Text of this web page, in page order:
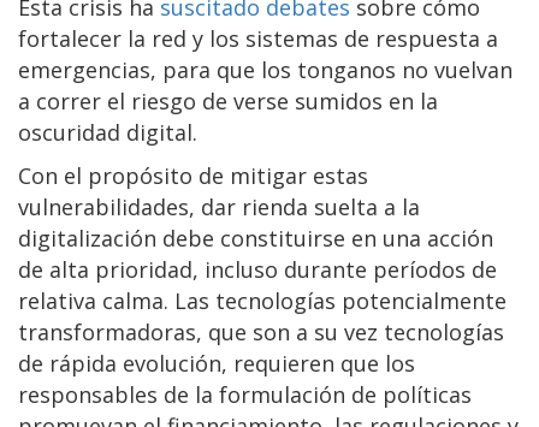
Esta crisis ha suscitado debates sobre cómo
fortalecer la red y los sistemas de respuesta a
emergencias, para que los tonganos no vuelvan
a correr el riesgo de verse sumidos en la
oscuridad digital.
Con el propósito de mitigar estas
vulnerabilidades, dar rienda suelta a la
digitalización debe constituirse en una acción
de alta prioridad, incluso durante períodos de
relativa calma. Las tecnologías potencialmente
transformadoras, que son a su vez tecnologías
de rápida evolución, requieren que los
responsables de la formulación de políticas